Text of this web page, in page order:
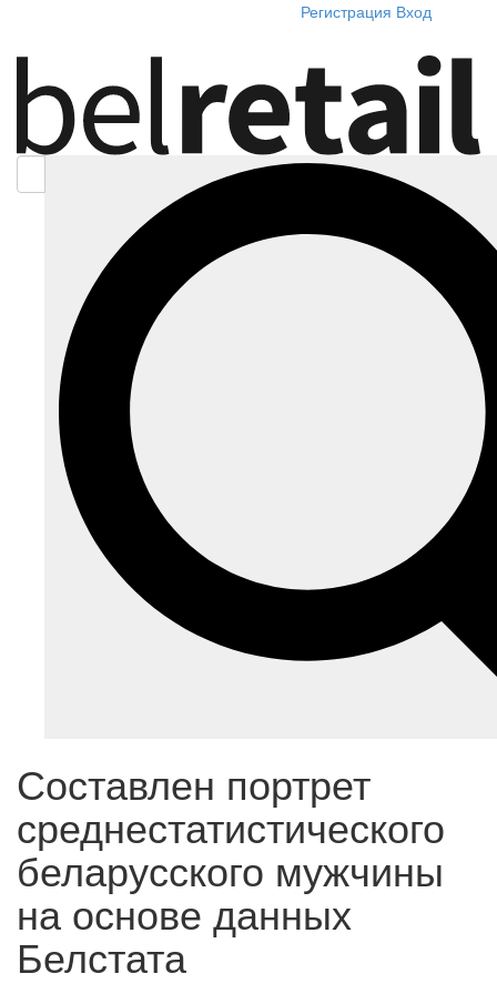
Регистрация Вход
Составлен портрет
среднестатистического
беларусского мужчины
на основе данных
Белстата